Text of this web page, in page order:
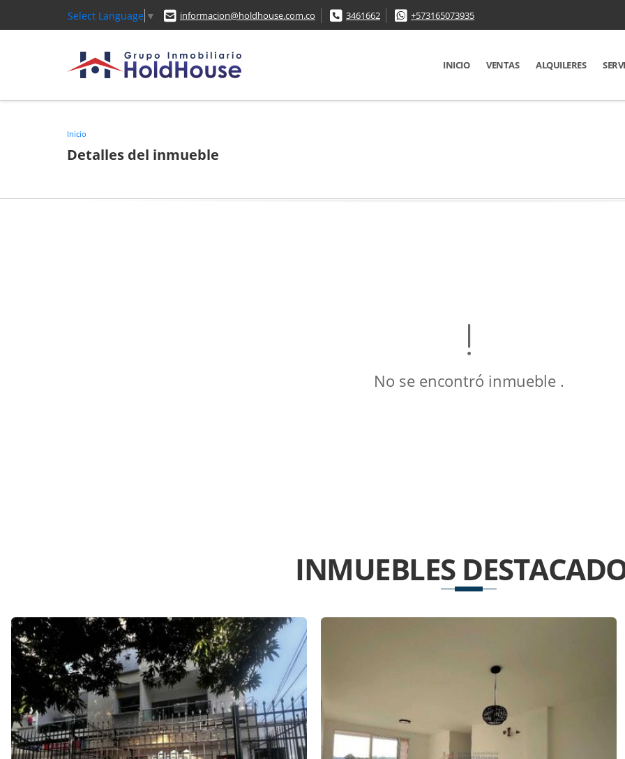
Select Language ▼ informacion@holdhouse.com.co 3461662 +573165073935
INICIO VENTAS ALQUILERES
Inicio
Detalles del inmueble
No se encontró inmueble .
INMUEBLES